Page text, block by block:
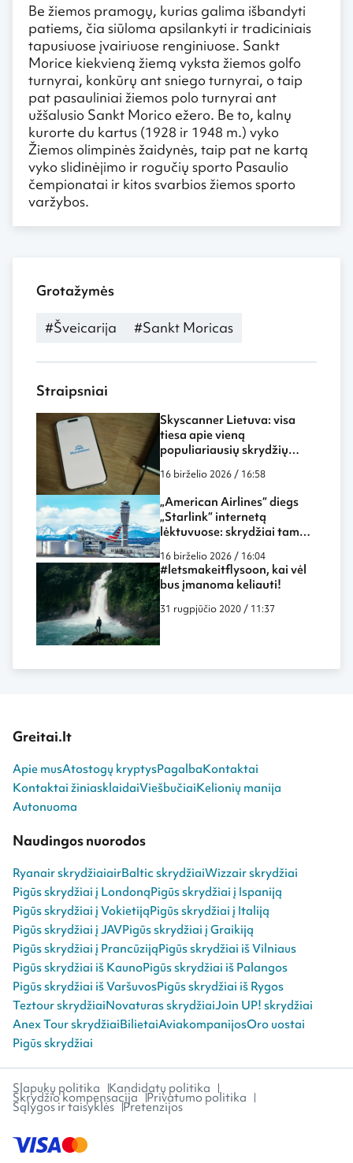
Be žiemos pramogų, kurias galima išbandyti
patiems, čia siūloma apsilankyti ir tradiciniais
tapusiuose įvairiuose renginiuose. Sankt
Morice kiekvieną žiemą vyksta žiemos golfo
turnyrai, konkūrų ant sniego turnyrai, o taip
pat pasauliniai žiemos polo turnyrai ant
užšalusio Sankt Morico ežero. Be to, kalnų
kurorte du kartus (1928 ir 1948 m.) vyko
Žiemos olimpinės žaidynės, taip pat ne kartą
vyko slidinėjimo ir rogučių sporto Pasaulio
čempionatai ir kitos svarbios žiemos sporto
varžybos.
Grotažymės
#Šveicarija #Sankt Moricas
Straipsniai
Skyscanner Lietuva: visa
tiesa apie vieną
populiariausių skrydžių
16 birželio 2026 / 16:58
„American Airlines“ diegs
„Starlink“ internetą
lėktuvuose: skrydžiai tampa
dar labiau panašūs į darbą
biure ar namuose
16 birželio 2026 / 16:04
#letsmakeitflysoon, kai vėl
bus įmanoma keliauti!
31 rugpjūčio 2020 / 11:37
Greitai.lt
Apie musAtostogų kryptysPagalbaKontaktai
Kontaktai žiniasklaidaiViešbučiaiKelionių manija
Autonuoma
Naudingos nuorodos
Ryanair skrydžiaiairBaltic skrydžiaiWizzair skrydžiai
Pigūs skrydžiai į LondonąPigūs skrydžiai į Ispaniją
Pigūs skrydžiai į VokietijąPigūs skrydžiai į Italiją
Pigūs skrydžiai į JAVPigūs skrydžiai į Graikiją
Pigūs skrydžiai į PrancūzijąPigūs skrydžiai iš Vilniaus
Pigūs skrydžiai iš KaunoPigūs skrydžiai iš Palangos
Pigūs skrydžiai iš VaršuvosPigūs skrydžiai iš Rygos
Teztour skrydžiaiNovaturas skrydžiaiJoin UP! skrydžiai
Anex Tour skrydžiaiBilietaiAviakompanijosOro uostai
Pigūs skrydžiai
Slapukų politika Kandidatų politika
Skrydžio kompensacija Privatumo politika
Sąlygos ir taisyklės Pretenzijos